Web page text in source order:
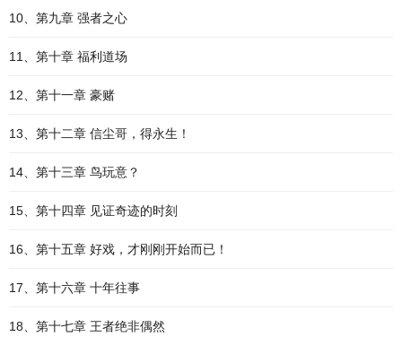
10、第九章 强者之心
11、第十章 福利道场
12、第十一章 豪赌
13、第十二章 信尘哥，得永生！
14、第十三章 鸟玩意？
15、第十四章 见证奇迹的时刻
16、第十五章 好戏，才刚刚开始而已！
17、第十六章 十年往事
18、第十七章 王者绝非偶然